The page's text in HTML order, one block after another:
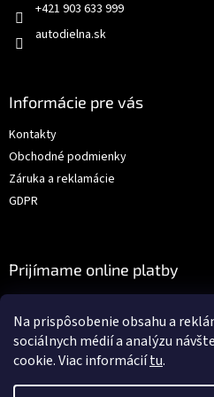
Na prispôsobenie obsahu a
sociálnych médií a analýzu
cookie. Viac informáciítu.
+421 903 633 999
autodielna.sk
Informácie pre vás
Kontakty
Obchodné podmienky
Záruka a reklamácie
GDPR
Prijímame online platby